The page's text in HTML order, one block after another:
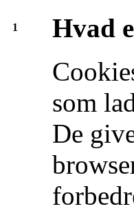
1
Hvad
som
De